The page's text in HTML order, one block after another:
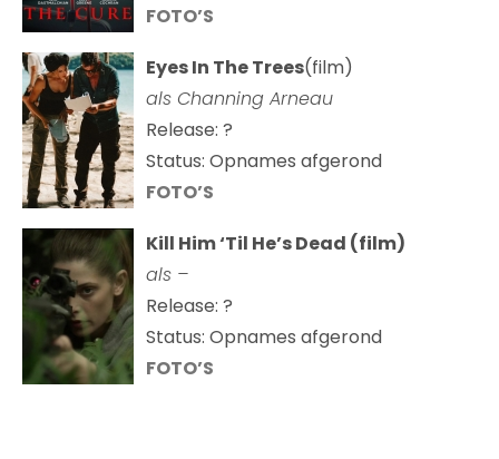
FOTO’S
Eyes In The Trees(film)
als Channing Arneau
Release: ?
Status: Opnames afgerond
FOTO’S
Kill Him ‘Til He’s Dead (film)
als –
Release: ?
Status: Opnames afgerond
FOTO’S